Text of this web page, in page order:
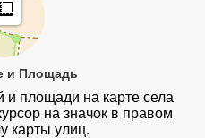
и Площадь
и площади на карте села
на значок в правом
карты улиц.